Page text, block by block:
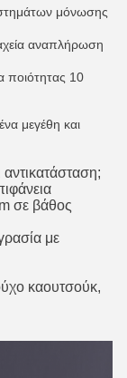
μόνωσης
αναπλήρωση
ποιότητας 10
μεγέθη και
σε βάθος
με
καουτσούκ,